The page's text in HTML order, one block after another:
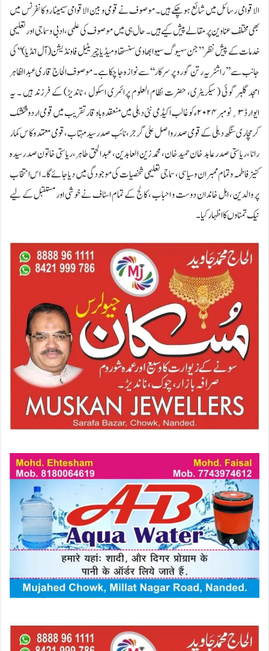
الاقوامی رسائل میں شائع ہو چکے ہیں۔ موصوف نے قومی و بین الاقوامی سیمینا رو کا نفرنس میں
بھی مختلف عناوین پر مقالے پیش کیے ہیں۔ حال ہی میں موصوف کی علمی، ادبی و سماجی اور تعلیمی
خدمات کے پیش نظر ” جن سہیوگ سیوا بھاوی سنستھا و میڈیا چیریٹیل فاونڈیشن ( آل انڈیا) ‘‘کی
جانب سے ’’راشٹریہ رتن گور و پر سرکار ‘‘سے نوازہ جا چکا ہے۔ موصوف الحاج قاری عبدالظاہر
امجد گلبر گوئی ( سیکریٹری، حضرت نظام العلوم پرائمری اسکول ، ناندیڑ) کے فرزند ہیں ۔ یہ
ایوارڈ ۳؍نومبر۲۰۲۴ ء کو غالب اکیڈمی نئی دہلی میں منعقدہ با وقار تقریب میں قومی اردو شکشک
کرمچاری سنگھ دہلی کے قومی صدر واصل علی گرجر، نائب صد رسید مہتاب ، قومی معتمد و کاس کمار
رانا ، ریاستی صدر عابد خان حمید خان، محمد زین العابدین ، عبدالحق طاہر، ریاستی خاتون صد رسیدہ
کنیز فاطمہ و تمام ممبران و سیاسی ، سماجی تعلیمی شخصیات کی موجودگی میں دیا جائے گا۔ اس انتخاب
پر والدین ، اہل خاندان دوست و احباب ، کالج کے تمام اسٹاف نے خوشی اور مستقبل کے لیے
نیک تمناوں کا اظہار کیا۔